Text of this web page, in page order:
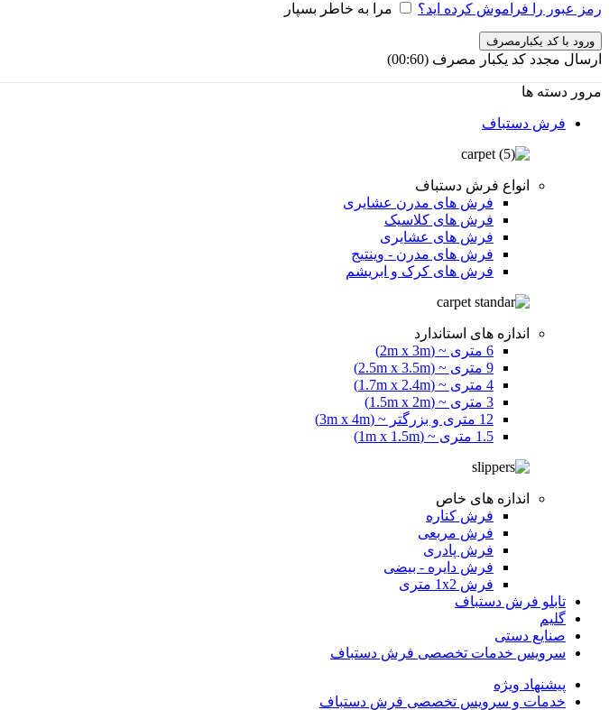
رمز عبور را فراموش کرده اید؟ مرا به خاطر بسپار
ورود با کد یکبارمصرف
ارسال مجدد کد یکبار مصرف (00:
60
)
مرور دسته ها
فرش دستباف
انواع فرش دستباف
فرش های مدرن عشایری
فرش های کلاسیک
فرش های عشایری
فرش های مدرن - وینتیج
فرش های کرک و ابریشم
اندازه های استاندارد
6 متری ~ (2m x 3m)
9 متری ~ (2.5m x 3.5m)
4 متری ~ (1.7m x 2.4m)
3 متری ~ (1.5m x 2m)
12 متری و بزرگتر ~ (3m x 4m)
1.5 متری ~ (1m x 1.5m)
اندازه های خاص
فرش کناره
فرش مربعی
فرش پادری
فرش دایره - بیضی
فرش 1x2 متری
تابلو فرش دستباف
گلیم
صنایع دستی
سرویس خدمات تخصصی فرش دستباف
پیشنهاد ویژه
خدمات و سرویس تخصصی فرش دستباف